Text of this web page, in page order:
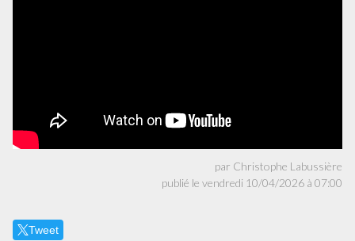
par Christophe Labussière
publié le vendredi 10/04/2026 à 07:00
Tweet